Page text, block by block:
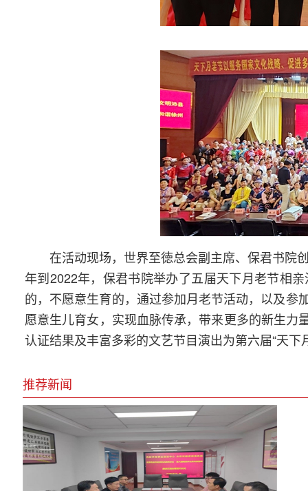
在活动现场，世界至徳总会副主席、保君书院
年到2022年，保君书院举办了五届天下月老节相
的，不愿意生育的，通过参加月老节活动，以及
愿意生儿育女，实现血脉传承，带来更多的新生
认证结果及丰富多彩的文艺节目演出为第六届“天下
推荐新闻